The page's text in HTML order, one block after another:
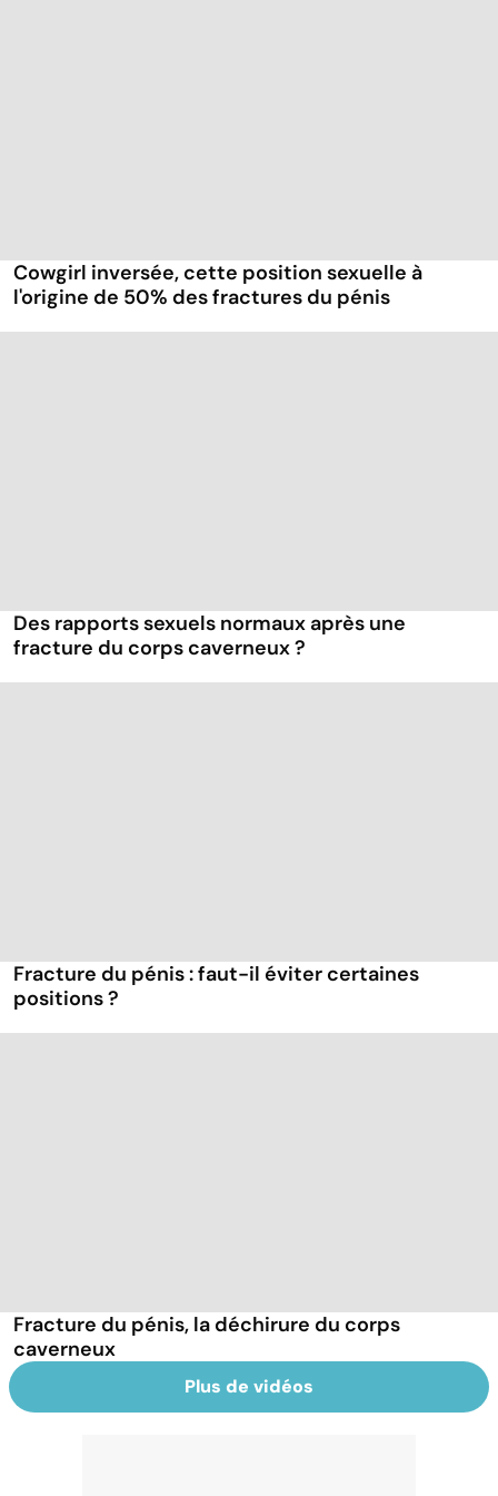
Cowgirl inversée, cette position sexuelle à
l'origine de 50% des fractures du pénis
Des rapports sexuels normaux après une
fracture du corps caverneux ?
Fracture du pénis : faut-il éviter certaines
positions ?
Fracture du pénis, la déchirure du corps
caverneux
Plus de vidéos